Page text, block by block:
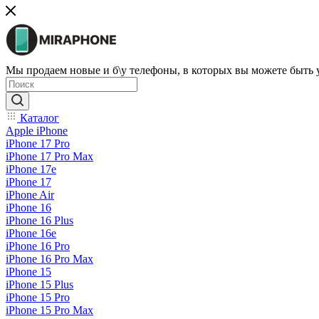
Мы продаем новые и б\у телефоны, в которых вы можете быть
Каталог
Apple iPhone
iPhone 17 Pro
iPhone 17 Pro Max
iPhone 17e
iPhone 17
iPhone Air
iPhone 16
iPhone 16 Plus
iPhone 16e
iPhone 16 Pro
iPhone 16 Pro Max
iPhone 15
iPhone 15 Plus
iPhone 15 Pro
iPhone 15 Pro Max